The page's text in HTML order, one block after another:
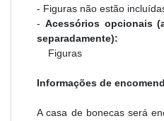
- Figuras não estão
- Acessórios opcionais
separadamente):
Figuras
Informações de
A casa de bonecas será